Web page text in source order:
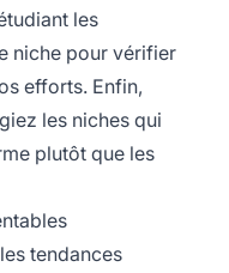
les
niche pour vérifier
efforts. Enfin,
les niches qui
plutôt que les
tendances